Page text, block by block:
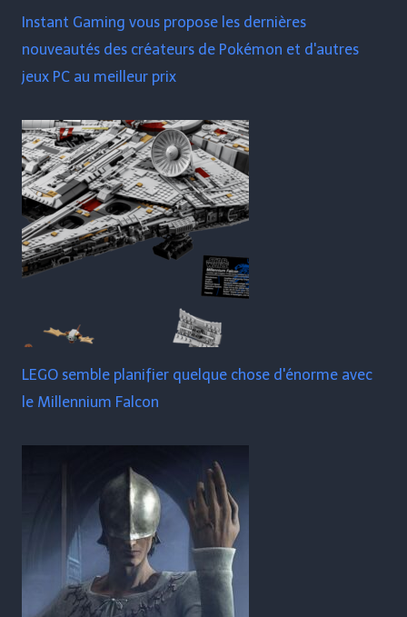
Instant Gaming vous propose les dernières
nouveautés des créateurs de Pokémon et d'autres
jeux PC au meilleur prix
LEGO semble planifier quelque chose d'énorme avec
le Millennium Falcon